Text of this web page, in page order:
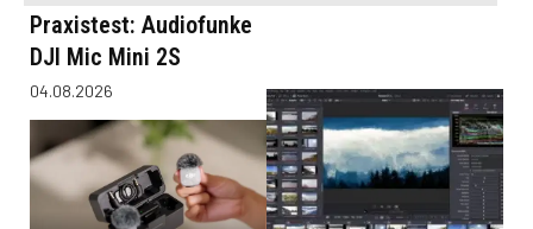
Praxistest: Audiofunke
DJI Mic Mini 2S
04.08.2026